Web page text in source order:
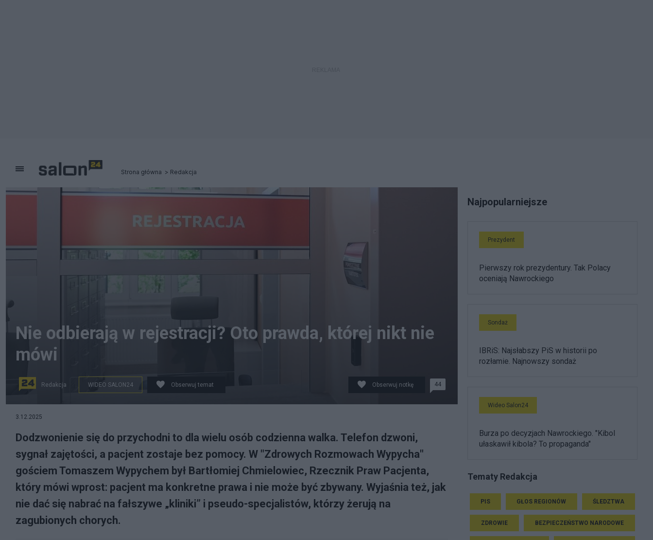
Strona główna Redakcja
Nie odbierają w rejestracji? Oto prawda, której nikt nie
mówi
Redakcja WIDEO SALON24 Obserwuj temat Obserwuj notkę 44
3.12.2025
Dodzwonienie się do przychodni to dla wielu osób codzienna walka. Telefon dzwoni,
sygnał zajętości, a pacjent zostaje bez pomocy. W "Zdrowych Rozmowach Wypycha"
gościem Tomaszem Wypychem był Bartłomiej Chmielowiec, Rzecznik Praw Pacjenta,
który mówi wprost: pacjent ma konkretne prawa i nie może być zbywany. Wyjaśnia też, jak
nie dać się nabrać na fałszywe „kliniki” i pseudo-specjalistów, którzy żerują na
zagubionych chorych.
Najpopularniejsze
Prezydent
Pierwszy rok prezydentury. Tak Polacy
oceniają Nawrockiego
Sondaż
IBRiS: Najsłabszy PiS w historii po
rozłamie. Najnowszy sondaż
Wideo Salon24
Burza po decyzjach Nawrockiego. "Kibol
ułaskawił kibola? To propaganda"
Tematy Redakcja
PIS GŁOS REGIONÓW ŚLEDZTWA
ZDROWIE BEZPIECZEŃSTWO NARODOWE